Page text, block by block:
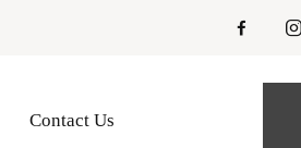
Contact Us